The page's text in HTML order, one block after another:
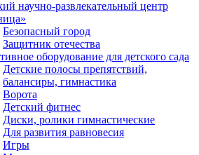
научно-развлекательный центр
Безопасный город
Защитник отечества
оборудование для детского сада
Детские полосы препятствий,
балансиры, гимнастика
Ворота
Детский фитнес
Диски, ролики гимнастические
Для развития равновесия
Игры